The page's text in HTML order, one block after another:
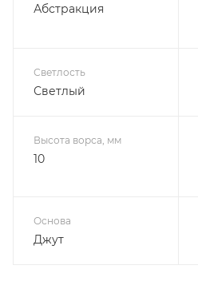
Абстракция
Светлость
Светлый
Высота ворса, мм
10
Основа
Джут